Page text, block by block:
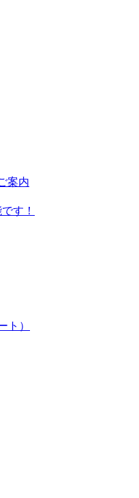
案内
す！
ト）